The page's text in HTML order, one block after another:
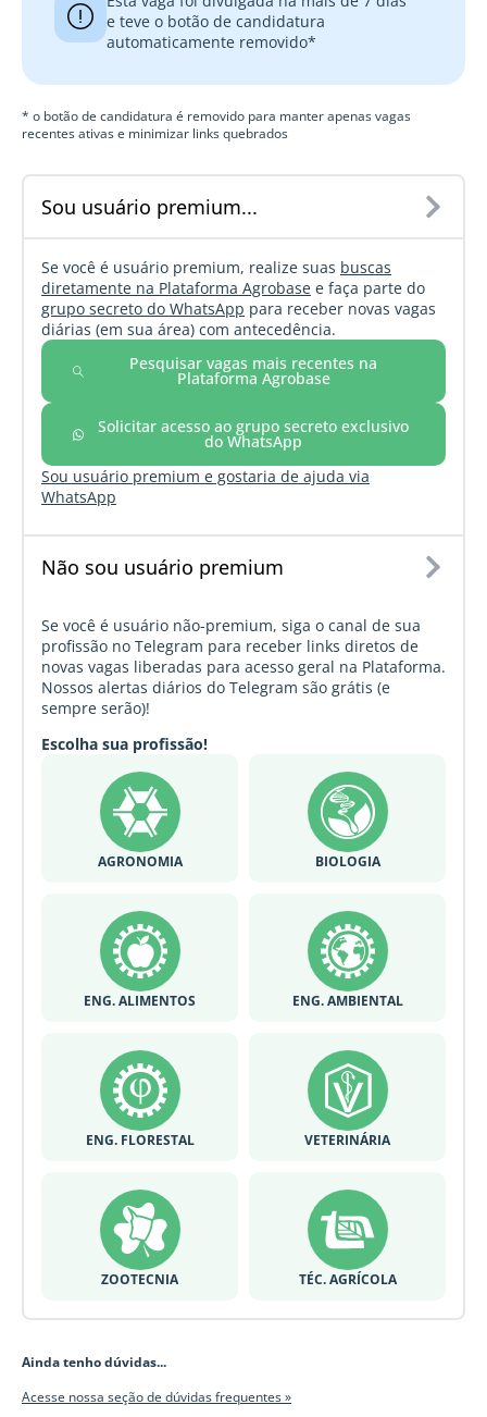
e teve o botão de candidatura
automaticamente removido*
* o botão de candidatura é removido para manter apenas vagas
recentes ativas e minimizar links quebrados
Sou usuário premium...
Se você é usuário premium, realize suas buscas
diretamente na Plataforma Agrobase e faça parte do
grupo secreto do WhatsApp para receber novas vagas
diárias (em sua área) com antecedência.
Pesquisar vagas mais recentes na
Plataforma Agrobase
Solicitar acesso ao grupo secreto exclusivo
do WhatsApp
Sou usuário premium e gostaria de ajuda via
WhatsApp
Não sou usuário premium
Se você é usuário não-premium, siga o canal de sua
profissão no Telegram para receber links diretos de
novas vagas liberadas para acesso geral na Plataforma.
Nossos alertas diários do Telegram são grátis (e
sempre serão)!
Escolha sua profissão!
AGRONOMIA BIOLOGIA
ENG. ALIMENTOS ENG. AMBIENTAL
ENG. FLORESTAL VETERINÁRIA
ZOOTECNIA TÉC. AGRÍCOLA
Ainda tenho dúvidas...
Acesse nossa seção de dúvidas frequentes »